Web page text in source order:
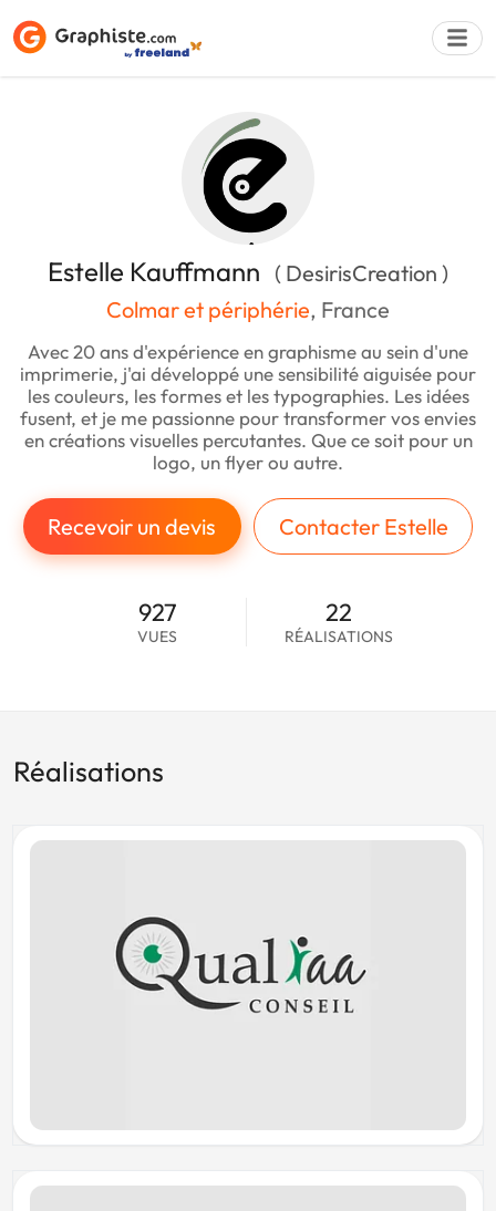
Estelle Kauffmann ( DesirisCreation )
Colmar et périphérie, France
Avec 20 ans d'expérience en graphisme au sein d'une
imprimerie, j'ai développé une sensibilité aiguisée pour
les couleurs, les formes et les typographies. Les idées
fusent, et je me passionne pour transformer vos envies
en créations visuelles percutantes. Que ce soit pour un
logo, un flyer ou autre.
Recevoir un devis Contacter Estelle
927
VUES
22
RÉALISATIONS
Réalisations